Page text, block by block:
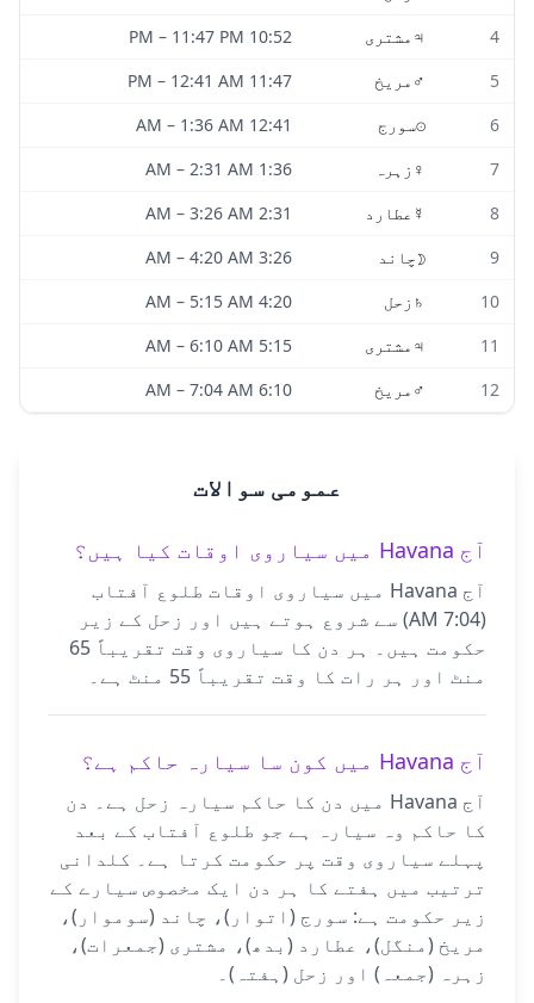
4
♃ مشتری 10:52 PM
– 11:47 PM
5
♂ مریخ 11:47 PM
– 12:41 AM
6
☉سورج 12:41 AM
– 1:36 AM
7
♀ زہرہ 1:36 AM
– 2:31 AM
8
☿ عطارد 2:31 AM
– 3:26 AM
9
☽چاند 3:26 AM
– 4:20 AM
10
♄ زحل 4:20 AM
– 5:15 AM
11
♃ مشتری 5:15 AM
– 6:10 AM
12
♂ مریخ 6:10 AM
– 7:04 AM
عمومی سوالات
آج Havana میں سیاروی اوقات کیا ہیں؟
آج Havana میں سیاروی اوقات طلوع آفتاب
(7:04 AM) سے شروع ہوتے ہیں اور زحل کے زیر
حکومت ہیں۔ ہر دن کا سیاروی وقت تقریباً 65
منٹ اور ہر رات کا وقت تقریباً 55 منٹ ہے۔
آج Havana میں کون سا سیارہ حاکم ہے؟
آج Havana میں دن کا حاکم سیارہ زحل ہے۔ دن
کا حاکم وہ سیارہ ہے جو طلوع آفتاب کے بعد
پہلے سیاروی وقت پر حکومت کرتا ہے۔ کلدانی
ترتیب میں ہفتے کا ہر دن ایک مخصوص سیارے کے
زیر حکومت ہے: سورج (اتوار)، چاند (سوموار)،
مریخ (منگل)، عطارد (بدھ)، مشتری (جمعرات)،
زہرہ (جمعہ) اور زحل (ہفتہ)۔